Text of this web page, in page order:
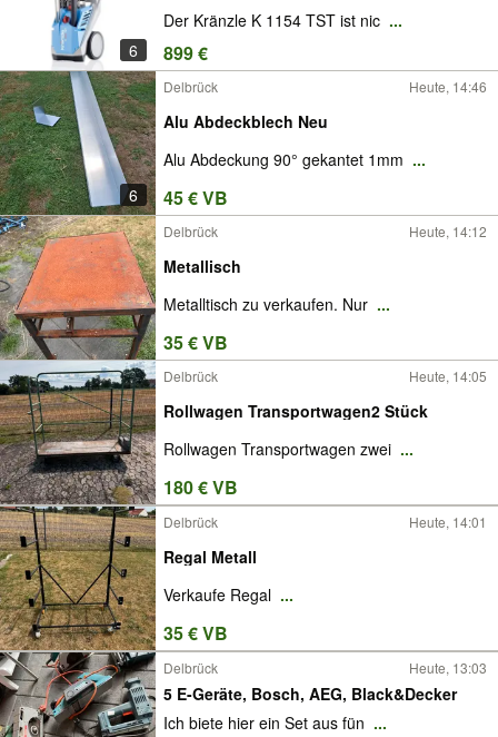
6
Der Kränzle K 1154 TST ist nic ...
899 €
6
Delbrück Heute, 14:46
Alu Abdeckblech Neu
Alu Abdeckung 90° gekantet 1mm ...
45 € VB
Delbrück Heute, 14:12
Metallisch
Metalltisch zu verkaufen. Nur ...
35 € VB
Delbrück Heute, 14:05
Rollwagen Transportwagen2 Stück
Rollwagen Transportwagen zwei ...
180 € VB
Delbrück Heute, 14:01
Regal Metall
Verkaufe Regal ...
35 € VB
Delbrück Heute, 13:03
5 E-Geräte, Bosch, AEG, Black&Decker
Ich biete hier ein Set aus fün ...